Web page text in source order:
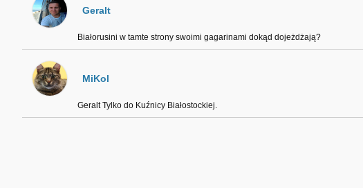
Geralt
Białorusini w tamte strony swoimi gagarinami dokąd dojeżdżają?
MiKol
Geralt Tylko do Kuźnicy Białostockiej.